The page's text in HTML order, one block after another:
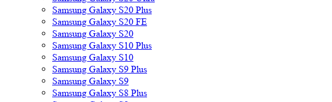
Samsung Galaxy S20 Plus
Samsung Galaxy S20 FE
Samsung Galaxy S20
Samsung Galaxy S10 Plus
Samsung Galaxy S10
Samsung Galaxy S9 Plus
Samsung Galaxy S9
Samsung Galaxy S8 Plus